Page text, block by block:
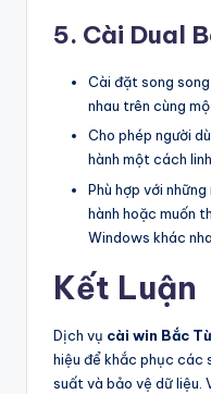
5. Cài Dual
Cài đặt song
nhau trên cùng
Cho phép người
hành một cách
Phù hợp với
hành hoặc muốn
Windows khác
Kết Luận
Dịch vụ cài win Bắc
hiệu để khắc phục các
suất và bảo vệ dữ liệu.